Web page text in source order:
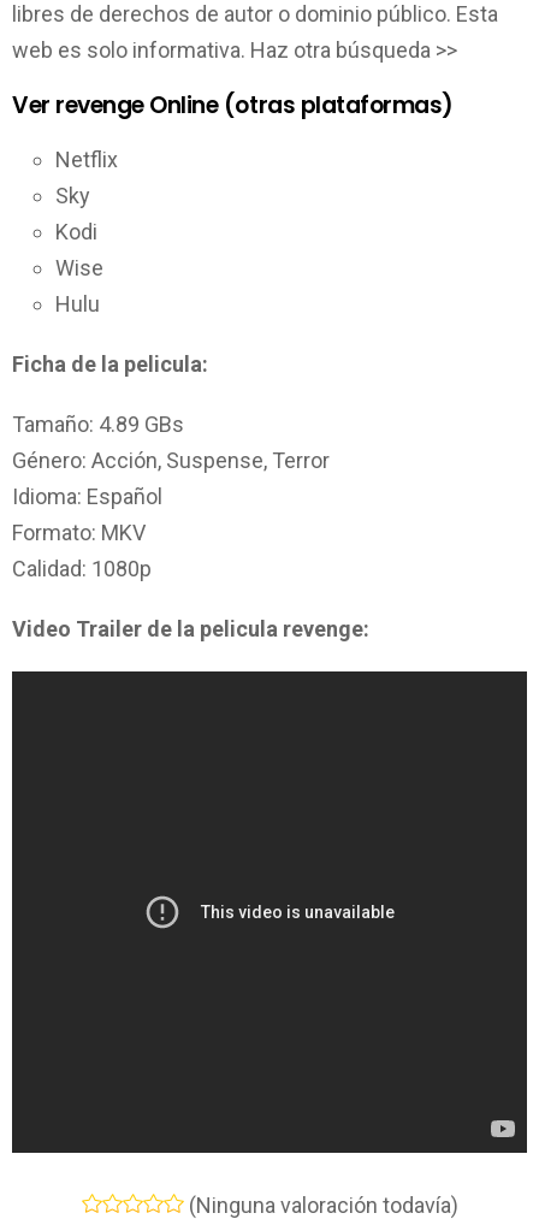
libres de derechos de autor o dominio público. Esta
web es solo informativa. Haz otra búsqueda >>
Ver revenge Online (otras plataformas)
Netflix
Sky
Kodi
Wise
Hulu
Ficha de la pelicula:
Tamaño: 4.89 GBs
Género: Acción, Suspense, Terror
Idioma: Español
Formato: MKV
Calidad: 1080p
Video Trailer de la pelicula revenge:
(Ninguna valoración todavía)